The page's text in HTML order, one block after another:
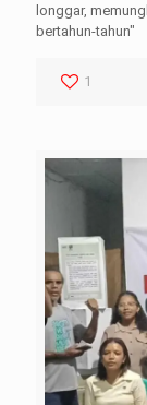
longgar,
bertahun-tahun"
1